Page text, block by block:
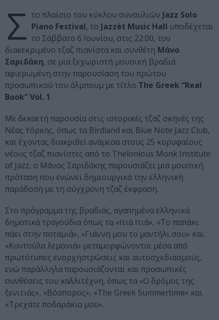
Σ το πλαίσιο του κύκλου συναυλιών Jazz Solo
Piano Festival, το Jazzèt Music Hall υποδέχεται
τo Σάββατο 6 Ιουνίου, στις 22:00, τον
διακεκριμένο τζαζ πιανίστα και συνθέτη Μάνο
Σαριδάκη, σε μια ξεχωριστή μουσική βραδιά
αφιερωμένη στην παρουσίαση του πρώτου
προσωπικού του άλμπουμ με τίτλο The Greek “Real
Book” Vol. 1.
Με δεκαετή παρουσία στις ιστορικές τζαζ σκηνές της
Νέας Υόρκης, όπως τα Birdland και Blue Note Jazz Club,
και έχοντας διακριθεί ανάμεσα στους 25 κορυφαίους
νέους τζαζ πιανίστες από το Thelonious Monk Institute
of Jazz, ο Μάνος Σαριδάκης παρουσιάζει μια μουσική
πρόταση που ενώνει δημιουργικά την ελληνική
παράδοση με τη σύγχρονη τζαζ έκφραση.
Στο πρόγραμμα της βραδιάς, αγαπημένα ελληνικά
δημοτικά τραγούδια όπως τα «Ιτιά Ιτιά», «Το παπάκι
πάει στην ποταμιά», «Γιάννη μου το μαντήλι σου» και
«Κοντούλα λεμονιά» μεταμορφώνονται μέσα από
πρωτότυπες ενορχηστρώσεις και αυτοσχεδιασμούς,
ενώ παράλληλα παρουσιάζονται και προσωπικές
συνθέσεις του καλλιτέχνη, όπως τα «Ο δρόμος της
ξενιτιάς», «Βόσπορος», «The Greek Summertime» και
«Τρεχάτε ποδαράκια μου».